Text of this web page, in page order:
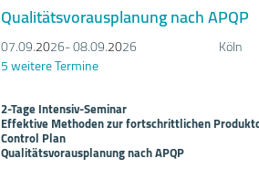
Qualitätsvorausplanung nach APQP
07.09.2026- 08.09.2026 Köln
5 weitere Termine
2-Tage Intensiv-Seminar
Effektive Methoden zur fortschrittlichen
Control Plan
Qualitätsvorausplanung nach APQP